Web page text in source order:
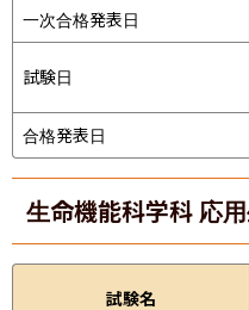
一次合格発表日
試験日
合格発表日
生命機能科学科 応
試験名